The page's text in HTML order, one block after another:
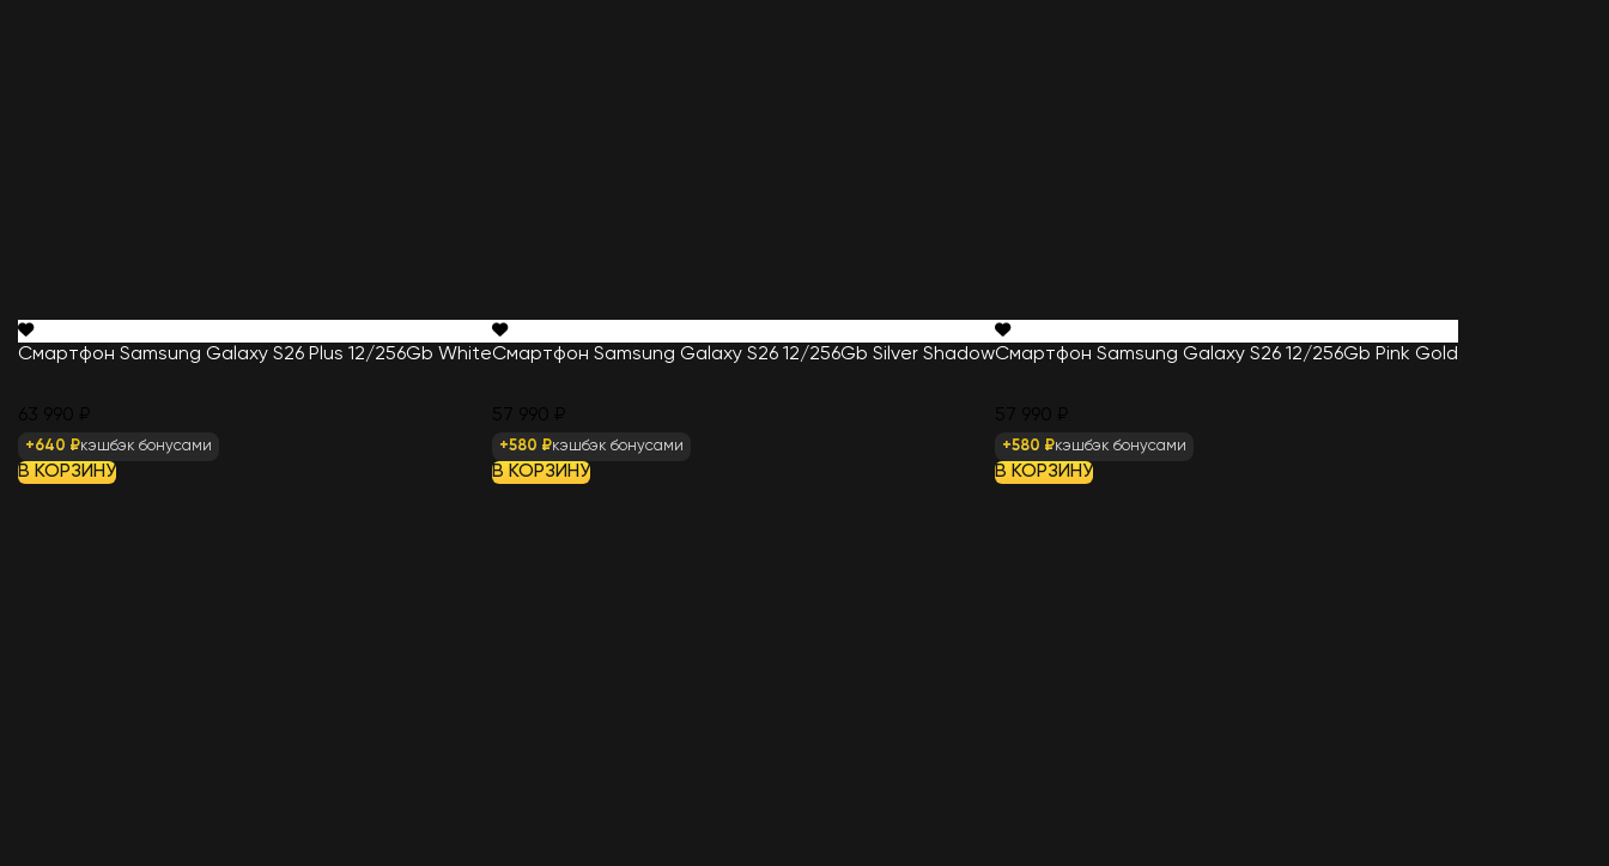
Смартфон Samsung Galaxy S26 Plus 12/256Gb White
+640 ₽кэшбэк бонусами
В КОРЗИНУ
Смартфон Samsung Galaxy S26 12/256Gb Silver Shadow
+580 ₽кэшбэк бонусами
В КОРЗИНУ
Смартфон Samsung Galaxy S26 12/256Gb Pink Gold
+580 ₽кэшбэк бонусами
В КОРЗИНУ